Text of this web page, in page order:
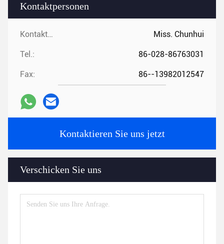
Kontaktpersonen
Kontaktpersonen: Miss. Chunhui
Tel.: 86-028-86763031
Fax: 86--13982012547
Kontaktieren Sie uns jetzt
Verschicken Sie uns